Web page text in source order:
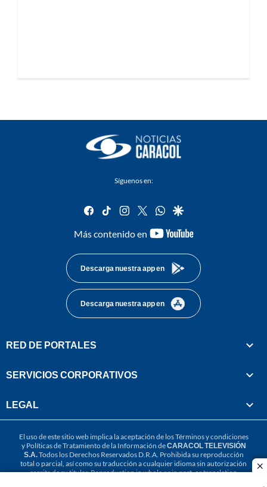
Síguenos en:
facebook
tiktok instagram
twitterwhatsapp
google
Más contenido en
youtube-
Descarga nuestra app en
Descarga nuestra app en
RED DE PORTALES
SERVICIOS CORPORATIVOS
LEGAL
El uso de este sitio web implica la aceptación de losTérminos y condiciones
y Políticas de Tratamiento de la Información deCARACOL TELEVISIÓN
S.A.Todos los Derechos Reservados D.R.A. Prohibida su reproducción
total o parcial, así como su traducción a cualquier idioma sin autorización
escrita de su titular. Reproduction in whole or in part, or translation